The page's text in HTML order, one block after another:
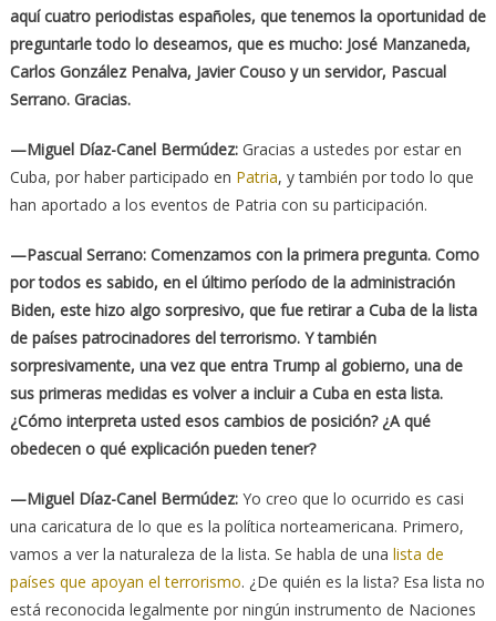
aquí cuatro periodistas españoles, que tenemos la oportunidad de
preguntarle todo lo deseamos, que es mucho: José Manzaneda,
Carlos González Penalva, Javier Couso y un servidor, Pascual
Serrano. Gracias.
—Miguel Díaz-Canel Bermúdez: Gracias a ustedes por estar en
Cuba, por haber participado en Patria, y también por todo lo que
han aportado a los eventos de Patria con su participación.
—Pascual Serrano: Comenzamos con la primera pregunta. Como
por todos es sabido, en el último período de la administración
Biden, este hizo algo sorpresivo, que fue retirar a Cuba de la lista
de países patrocinadores del terrorismo. Y también
sorpresivamente, una vez que entra Trump al gobierno, una de
sus primeras medidas es volver a incluir a Cuba en esta lista.
¿Cómo interpreta usted esos cambios de posición? ¿A qué
obedecen o qué explicación pueden tener?
—Miguel Díaz-Canel Bermúdez: Yo creo que lo ocurrido es casi
una caricatura de lo que es la política norteamericana. Primero,
vamos a ver la naturaleza de la lista. Se habla de una lista de
países que apoyan el terrorismo. ¿De quién es la lista? Esa lista no
está reconocida legalmente por ningún instrumento de Naciones